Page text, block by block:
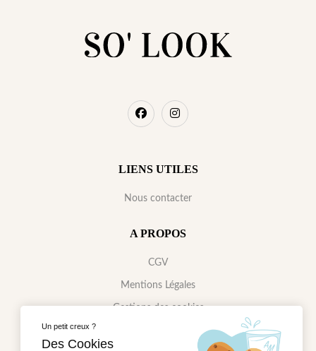
LIENS UTILES
Nous contacter
A PROPOS
CGV
Mentions Légales
Gestions des cookies
Données Personnelles
Un petit creux ?
Des Cookies